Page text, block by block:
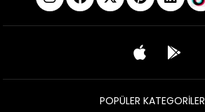
POPÜLER KATEGORİLER